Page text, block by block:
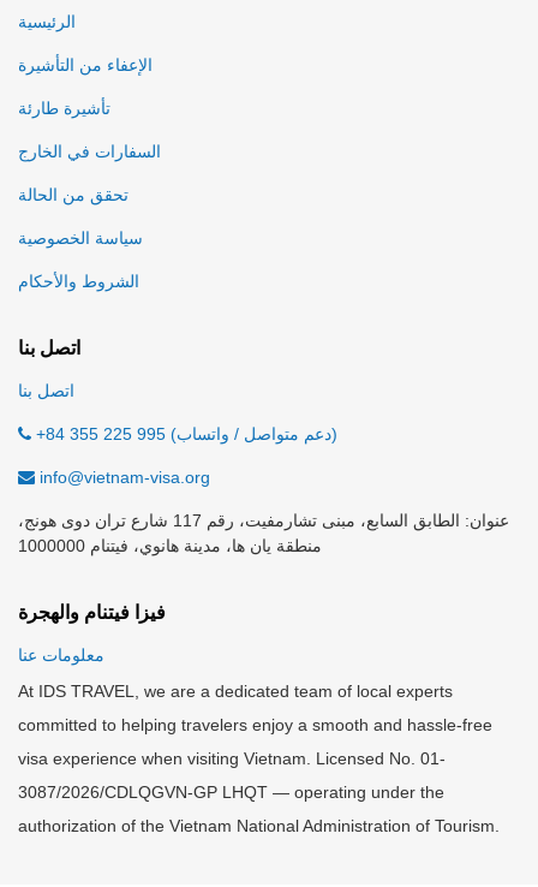
الرئيسية
الإعفاء من التأشيرة
تأشيرة طارئة
السفارات في الخارج
تحقق من الحالة
سياسة الخصوصية
الشروط والأحكام
اتصل بنا
اتصل بنا
+84 355 225 995 (دعم متواصل / واتساب)
info@vietnam-visa.org
عنوان: الطابق السابع، مبنى تشارمفيت، رقم 117 شارع تران دوى هونج،
منطقة يان ها، مدينة هانوي، فيتنام 1000000
فيزا فيتنام والهجرة
معلومات عنا
At IDS TRAVEL, we are a dedicated team of local experts
committed to helping travelers enjoy a smooth and hassle-free
visa experience when visiting Vietnam. Licensed No. 01-
3087/2026/CDLQGVN-GP LHQT — operating under the
authorization of the Vietnam National Administration of Tourism.